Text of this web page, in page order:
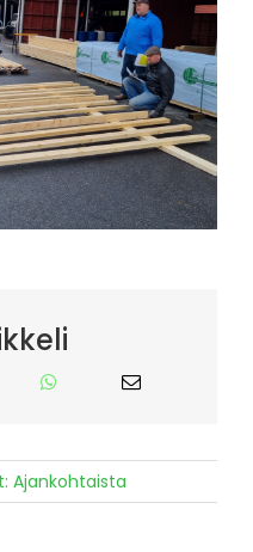
Ajankohtaista